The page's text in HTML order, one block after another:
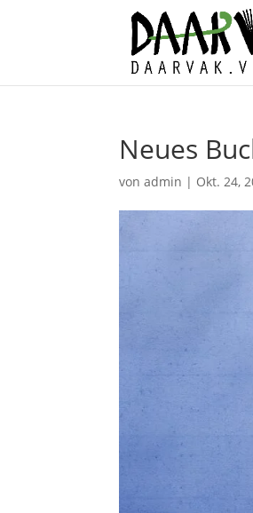
Neues
vonadmin | Okt. 24,